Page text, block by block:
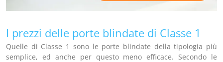
I prezzi delle porte blindate di Classe 1
Quelle di Classe 1 sono le porte blindate della tipologia più
semplice, ed anche per questo meno efficace. Secondo le